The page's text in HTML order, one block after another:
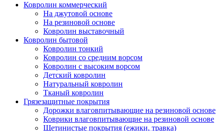
Ковролин коммерческий
На джутовой основе
На резиновой основе
Ковролин выставочный
Ковролин бытовой
Ковролин тонкий
Ковролин со средним ворсом
Ковролин с высоким ворсом
Детский ковролин
Натуральный ковролин
Тканый ковролин
Грязезащитные покрытия
Дорожки влаговпитывающие на резиновой основе
Коврики влаговпитывающие на резиновой основе
Щетинистые покрытия (ежики, травка)